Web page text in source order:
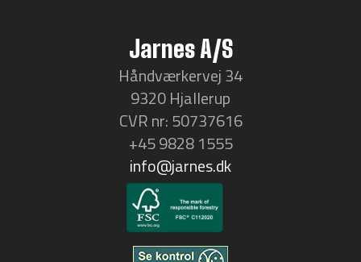
Jarnes A/S
Håndværkervej 34
9320 Hjallerup
CVR nr: 50737616
+45 9828 1555
info@jarnes.dk